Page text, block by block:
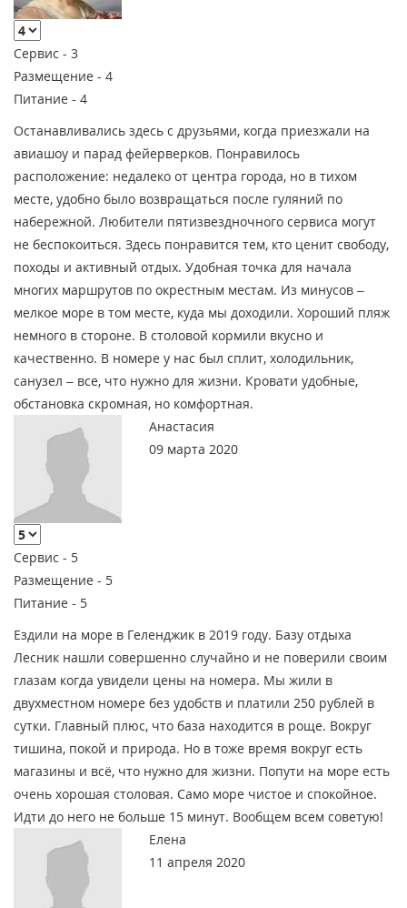
Сервис - 3
Размещение - 4
Питание - 4
Останавливались здесь с друзьями, когда приезжали на
авиашоу и парад фейерверков. Понравилось
расположение: недалеко от центра города, но в тихом
месте, удобно было возвращаться после гуляний по
набережной. Любители пятизвездночного сервиса могут
не беспокоиться. Здесь понравится тем, кто ценит свободу,
походы и активный отдых. Удобная точка для начала
многих маршрутов по окрестным местам. Из минусов –
мелкое море в том месте, куда мы доходили. Хороший пляж
немного в стороне. В столовой кормили вкусно и
качественно. В номере у нас был сплит, холодильник,
санузел – все, что нужно для жизни. Кровати удобные,
обстановка скромная, но комфортная.
Анастасия
09 марта 2020
Сервис - 5
Размещение - 5
Питание - 5
Ездили на море в Геленджик в 2019 году. Базу отдыха
Лесник нашли совершенно случайно и не поверили своим
глазам когда увидели цены на номера. Мы жили в
двухместном номере без удобств и платили 250 рублей в
сутки. Главный плюс, что база находится в роще. Вокруг
тишина, покой и природа. Но в тоже время вокруг есть
магазины и всё, что нужно для жизни. Попути на море есть
очень хорошая столовая. Само море чистое и спокойное.
Идти до него не больше 15 минут. Вообщем всем советую!
Елена
11 апреля 2020